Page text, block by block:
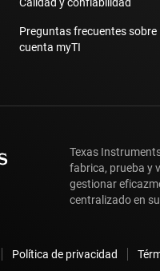
Preguntas frecuentes sobre
cuenta myTI
Texas
fabrica, prueba y
gestionar
centralizado en
Política de privacidad